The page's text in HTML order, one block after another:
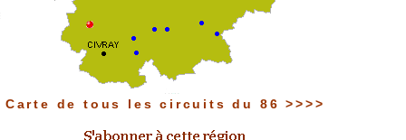
Carte de tous les circuits du 86 >>>>